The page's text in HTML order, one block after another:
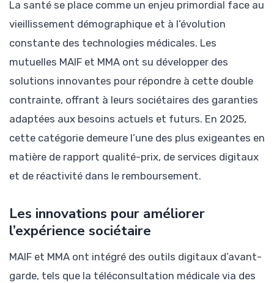
La santé se place comme un enjeu primordial face au
vieillissement démographique et à l’évolution
constante des technologies médicales. Les
mutuelles MAIF et MMA ont su développer des
solutions innovantes pour répondre à cette double
contrainte, offrant à leurs sociétaires des garanties
adaptées aux besoins actuels et futurs. En 2025,
cette catégorie demeure l’une des plus exigeantes en
matière de rapport qualité-prix, de services digitaux
et de réactivité dans le remboursement.
Les innovations pour améliorer
l’expérience sociétaire
MAIF et MMA ont intégré des outils digitaux d’avant-
garde, tels que la téléconsultation médicale via des